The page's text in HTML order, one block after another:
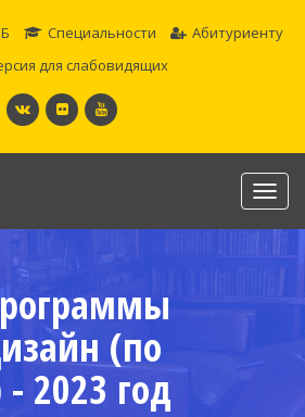
Специальности
Абитуриенту
для слабовидящих
(по
2023 год